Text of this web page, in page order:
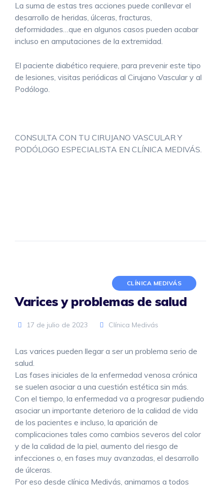
La suma de estas tres acciones puede conllevar el
desarrollo de heridas, úlceras, fracturas,
deformidades…que en algunos casos pueden acabar
incluso en amputaciones de la extremidad.
El paciente diabético requiere, para prevenir este tipo
de lesiones, visitas periódicas al Cirujano Vascular y al
Podólogo.
CONSULTA CON TU CIRUJANO VASCULAR Y
PODÓLOGO ESPECIALISTA EN CLÍNICA MEDIVÁS.
CLÍNICA MEDIVÁS
Varices y problemas de salud
17 de julio de 2023 Clínica Medivás
Las varices pueden llegar a ser un problema serio de
salud.
Las fases iniciales de la enfermedad venosa crónica
se suelen asociar a una cuestión estética sin más.
Con el tiempo, la enfermedad va a progresar pudiendo
asociar un importante deterioro de la calidad de vida
de los pacientes e incluso, la aparición de
complicaciones tales como cambios severos del color
y de la calidad de la piel, aumento del riesgo de
infecciones o, en fases muy avanzadas, el desarrollo
de úlceras.
Por eso desde clínica Medivás, animamos a todos